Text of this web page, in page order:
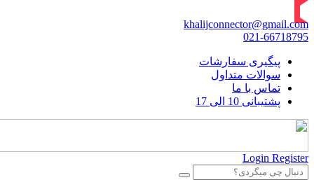
khalijconnector@gmail.com
021-66718795
پیگیری سفارشات
سوالات متداول
تماس با ما
پشتیبانی 10 الی 17
Login Register